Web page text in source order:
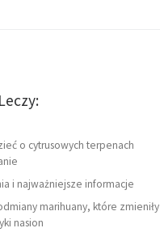
o cytrusowych terpenach
i najważniejsze informacje
marihuany, które zmieniły
nasion